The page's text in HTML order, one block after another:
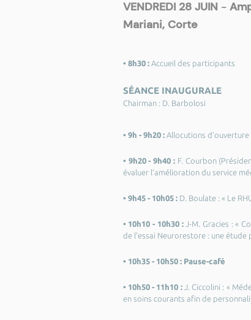
VENDREDI 28 JUIN -
Mariani, Corte
• 8h30 :Accueil des participants
SÉANCE INAUGURALE
Chairman : D. Barbolosi
• 9h - 9h20 :Allocutions d’ouverture
• 9h20 - 9h40 : F. Courbon
évaluer l’amélioration du service
• 9h45 - 10h05 :D. Boulate : « Le
• 10h10 - 10h30 :J-M. Gracies : «
de l’essai Neurorestore : une
• 10h35 - 10h50 : Pause-café
• 10h50 - 11h10 :J. Ciccolini : «
en soins courants afin de